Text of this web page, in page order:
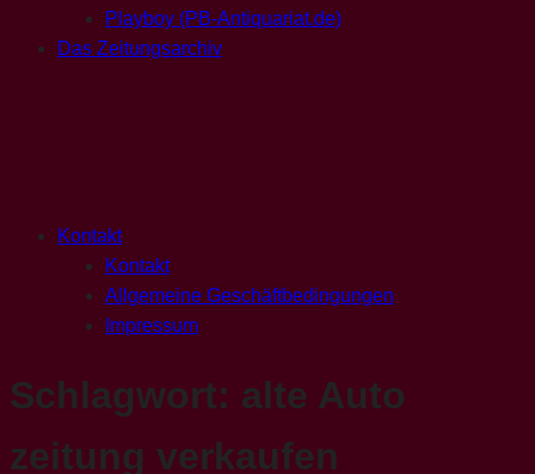
Playboy (PB-Antiquariat.de)
Das Zeitungsarchiv
Kontakt
Kontakt
Allgemeine Geschäftbedingungen
Impressum
Schlagwort: alte Auto
zeitung verkaufen